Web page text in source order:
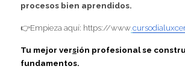
procesos bien aprendidos.
👉Empieza aquí: https://www
Tu mejor versión profesional se
fundamentos.